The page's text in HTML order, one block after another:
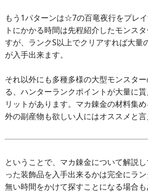
もう1パターンは☆7の百竜夜行をプレ
トにかかる時間は先程紹介したモンス
すが、ランクS以上でクリアすれば大量
が入手出来ます。
それ以外にも多種多様の大型モンスタ
る、ハンターランクポイントが大量に
リットがあります。マカ錬金の材料集
外の副産物も欲しい人にはオススメと言
ということで、マカ錬金について解説
った装飾品を入手出来るかは完全にラ
無い時間をかけて探すことになる場合